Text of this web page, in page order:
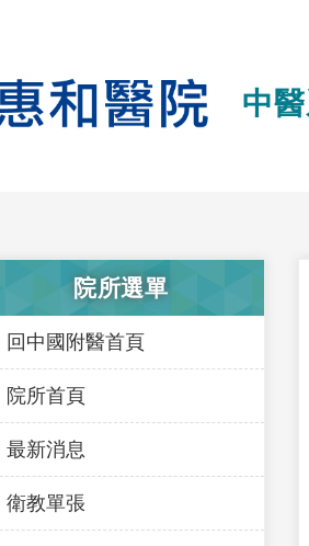
中
院所選單
回中國附醫首頁
院所首頁
最新消息
衛教單張